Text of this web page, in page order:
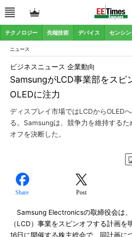
テクノロジー 先端技術 デバイス センシ
ニュース
SamsungがLCD事業部をスピ
OLEDに注力
ビジネスニュース 企業動向
ディスプレイ市場ではLCDからOLED
る。Samsungは、競争力を維持する
オフを決断した。
Share Post
Samsung Electronicsの取締役会は
（LCD）事業をスピンオフする計画を
16日に開催する株主総会で、同計画に